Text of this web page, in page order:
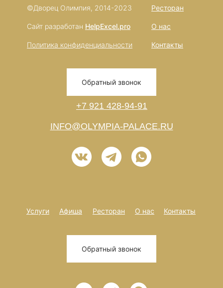
+7 921 428-94-91
©Дворец Олимпия, 2014-2023 Ресторан
О нас
Контакты
Сайт разработан HelpExcel.pro
INFO@OLYMPIA-PALACE.RU
Обратный звонок
Политика конфиденциальности
Услуги Афиша Ресторан О нас Контакты
Обратный звонок